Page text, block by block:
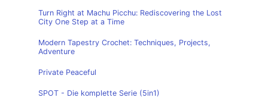
Turn Right at Machu Picchu: Rediscovering the Lost
City One Step at a Time
Modern Tapestry Crochet: Techniques, Projects,
Adventure
Private Peaceful
SPOT - Die komplette Serie (5in1)